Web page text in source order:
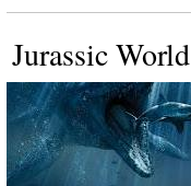
Jurassic